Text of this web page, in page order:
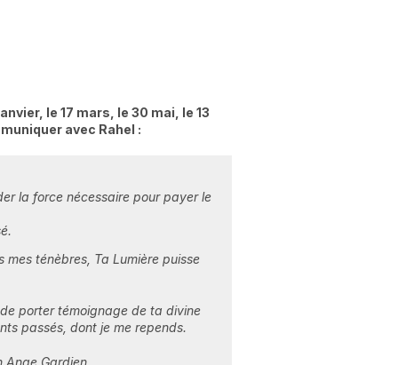
le 17 mars, le 30 mai, le 13
avec Rahel :
la force nécessaire pour payer le
ténèbres, Ta Lumière puisse
porter témoignage de ta divine
passés, dont je me repends.
Gardien.